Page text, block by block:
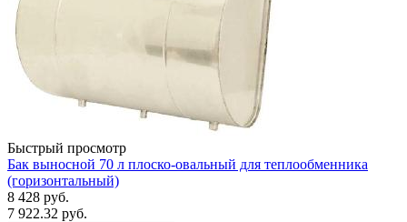
Быстрый просмотр
Бак выносной 70 л плоско-овальный для теплообменника
(горизонтальный)
8 428 руб.
7 922.32 руб.